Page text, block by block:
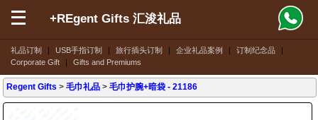
礼品订制 | USB手指订制 | 旅行插头订制 | 企业礼品案例 | 订制纪念品
|
Corporate Gift
| Gifts and Premiums
+REgent Gifts 汇浚礼品
Regent Gifts >毛巾礼品 >毛巾护腕+暗袋 - 21186